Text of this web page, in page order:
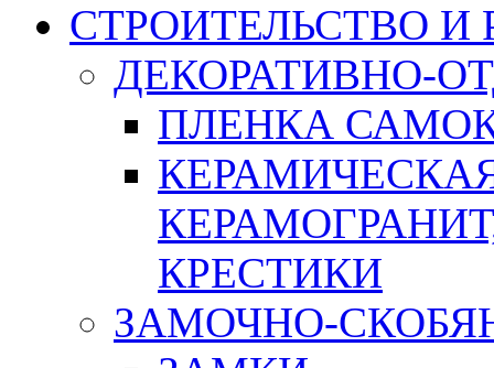
СТРОИТЕЛЬСТВО И
ДЕКОРАТИВНО-
ПЛЕНКА
КРЕСТИКИ
ЗАМОЧНО-